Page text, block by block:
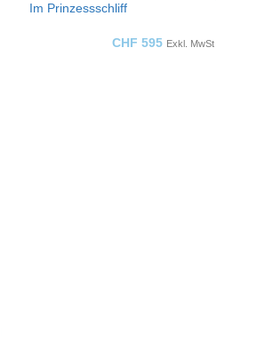
Im Prinzessschliff
CHF 595 Exkl. MwSt